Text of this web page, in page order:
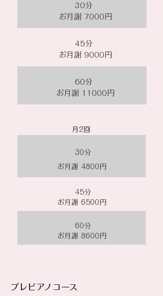
30分
お月謝 7000円
45分
お月謝 9000円
60分
お月謝 11000円
​月2回
​30分
お月謝 4800円
45分
お月謝 6500円
60分
お月謝 8600円
​プレピアノコース